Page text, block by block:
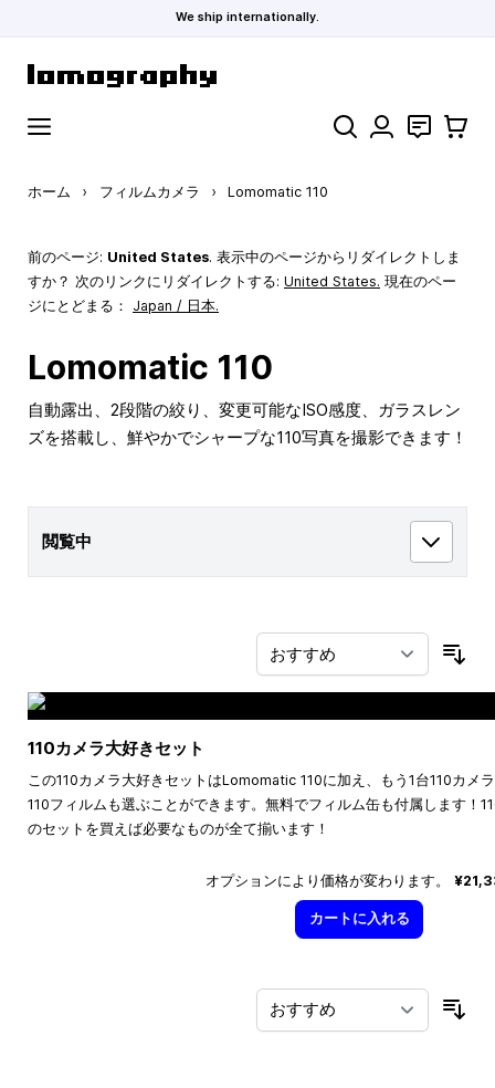
We ship internationally.
検索 お問い合わ
カート
ホーム › フィルムカメラ › Lomomatic 110
前のページ: United States. 表示中のページからリダイレクトしま
すか？ 次のリンクにリダイレクトする: United States. 現在のペー
ジにとどまる： Japan / 日本.
Lomomatic 110
自動露出、2段階の絞り、変更可能なISO感度、ガラスレン
ズを搭載し、鮮やかでシャープな110写真を撮影できます！
閲覧中
110カメラ大好きセット
この110カメラ大好きセットはLomomatic 110に加え、もう1台110カメ
110フィルムも選ぶことができます。無料でフィルム缶も付属します！
のセットを買えば必要なものが全て揃います！
オプションにより価格が変わります。
カートに入れる